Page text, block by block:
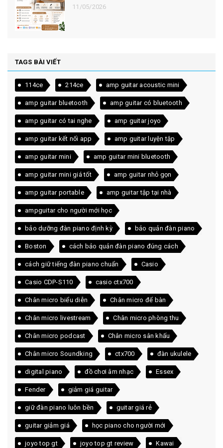
11/05/2026
TAGS BÀI VIẾT
114ce 214ce amp guitar acoustic mini
amp guitar bluetooth amp guitar có bluetooth
amp guitar có tai nghe amp guitar joyo
amp guitar kết nối app amp guitar luyện tập
amp guitar mini amp guitar mini bluetooth
amp guitar mini giá tốt amp guitar nhỏ gọn
amp guitar portable amp guitar tập tại nhà
ampguitar cho người mới học
bảo dưỡng đàn piano định kỳ bảo quản đàn piano
Boston cách bảo quản đàn piano đúng cách
cách giữ tiếng đàn piano chuẩn Casio
Casio CDP-S110 casio ctx700
Chân micro biểu diễn Chân micro để bàn
Chân micro livestream Chân micro phòng thu
Chân micro podcast Chân micro sân khấu
Chân micro Soundking ctx700 đàn ukulele
digital piano đồ chơi âm nhạc Essex
Fender giảm giá guitar
giữ đàn piano luôn bền guitar giá rẻ
guitar giảm giá học piano cho người mới
joyo top gt joyo top gt review Kawai